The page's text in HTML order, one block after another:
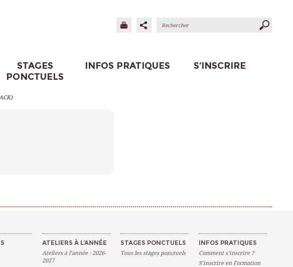
STAGES
PONCTUELS
INFOS PRATIQUES S’INSCRIRE
ATELIERS À L’ANNÉE
Ateliers à l’année : 2026-
2027
STAGES PONCTUELS
Tous les stages ponctuels
INFOS PRATIQUES
Comment s’inscrire ?
S’inscrire en Formation